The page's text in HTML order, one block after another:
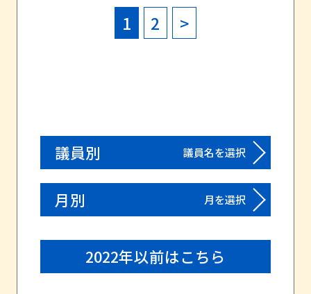
1 2 >
議員別 議員名を選択
月別 月を選択
2022年以前はこちら